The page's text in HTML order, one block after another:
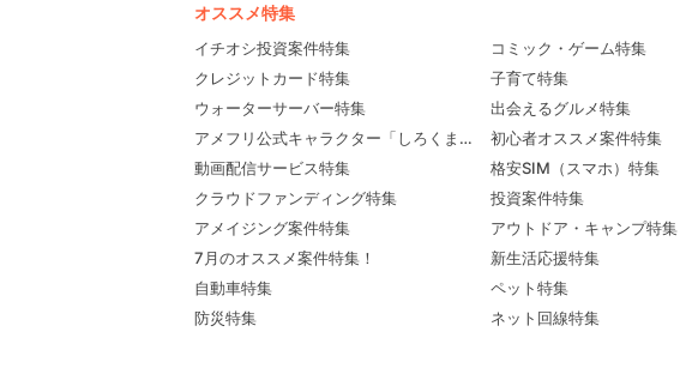
オススメ特集
イチオシ投資案件特集
クレジットカード特集
ウォーターサーバー特集
アメフリ公式キャラクター「しろくま先輩」プロフィール
動画配信サービス特集
クラウドファンディング特集
アメイジング案件特集
7月のオススメ案件特集！
自動車特集
防災特集
コミック・ゲーム特集
子育て特集
出会えるグルメ特集
初心者オススメ案件特集
格安SIM（スマホ）特集
投資案件特集
アウトドア・キャンプ特集
新生活応援特集
ペット特集
ネット回線特集